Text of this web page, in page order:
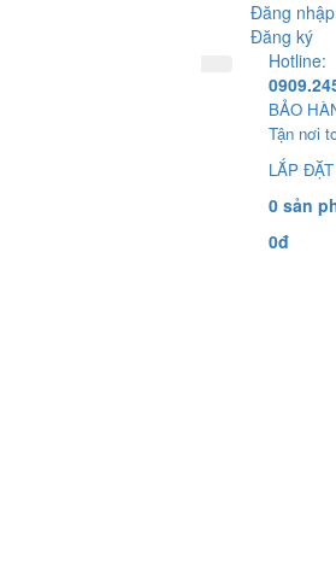
Đăng nhập
Đăng ký
Hotline:
BẢO
Tận nơi
LẮP
0 sản
0đ